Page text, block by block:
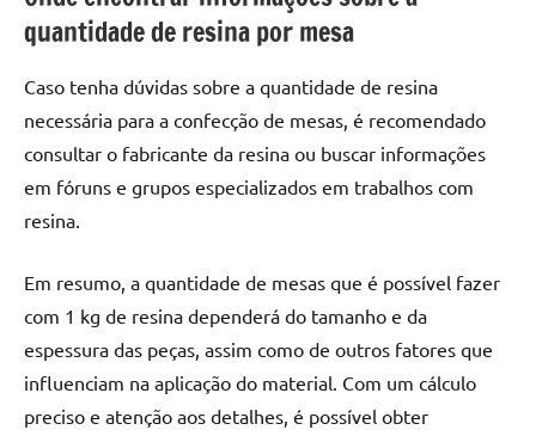
resinada
alta
qualidade,
como
as
populares
mesas
de
tampinhas
resinadas.
quantidade de resina por mesa
Caso tenha dúvidas sobre a quantidade de resina
necessária para a confecção de mesas, é recomendado
consultar o fabricante da resina ou buscar informações
em fóruns e grupos especializados em trabalhos com
resina.
Em resumo, a quantidade de mesas que é possível fazer
com 1 kg de resina dependerá do tamanho e da
espessura das peças, assim como de outros fatores que
influenciam na aplicação do material. Com um cálculo
preciso e atenção aos detalhes, é possível obter